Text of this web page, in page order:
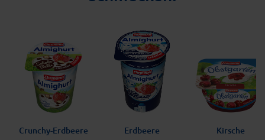
Crunchy-Erdbeere Erdbeere Kirsche